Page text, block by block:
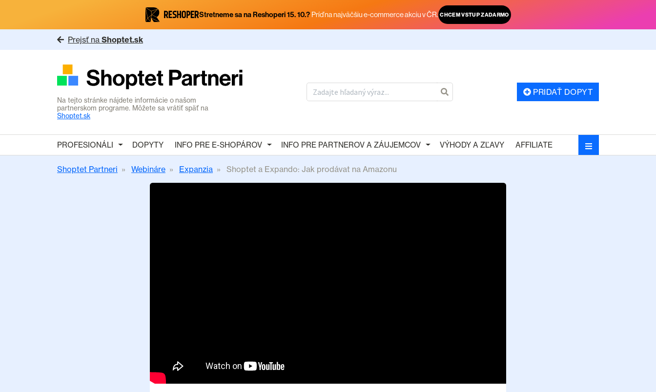
Stretneme sa na Reshoperi 15. 10.? Príď na najväčšiu e-commerce akciu v ČR. CHCEM VSTUP ZADARMO
Prejsť na Shoptet.sk
Na tejto stránke nájdete informácie o našom
partnerskom programe. Môžete sa vrátiť späť na
Shoptet.sk
PRIDAŤ DOPYT
PROFESIONÁLI DOPYTY INFO PRE E-SHOPÁROV INFO PRE PARTNEROV A ZÁUJEMCOV VÝHODY A ZĽAVY AFFILIATE
Shoptet Partneri Webináre Expanzia Shoptet a Expando: Jak prodávat na Amazonu